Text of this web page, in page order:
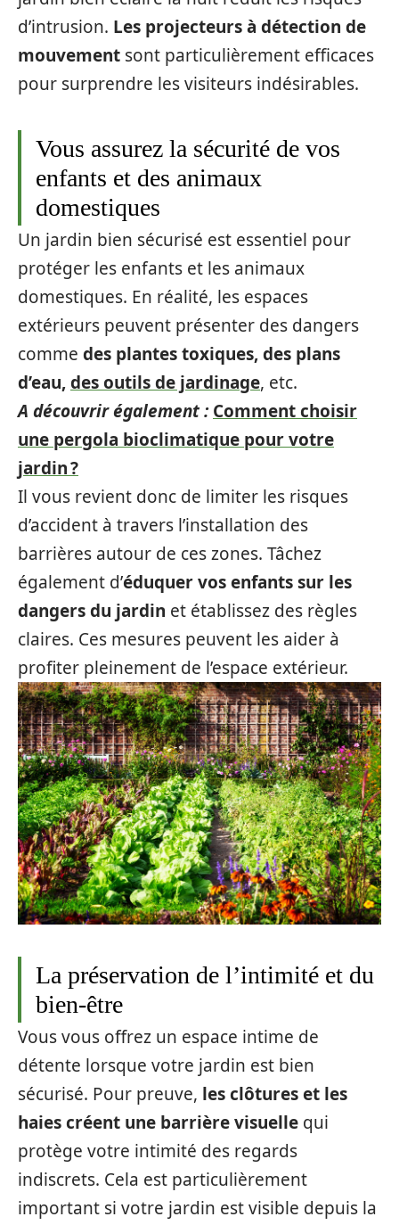
d’intrusion. Les projecteurs à détection de
mouvement sont particulièrement efficaces
pour surprendre les visiteurs indésirables.
Vous assurez la sécurité de vos
enfants et des animaux
domestiques
Un jardin bien sécurisé est essentiel pour
protéger les enfants et les animaux
domestiques. En réalité, les espaces
extérieurs peuvent présenter des dangers
comme des plantes toxiques, des plans
d’eau,des outils de jardinage, etc.
A découvrir également : Comment choisir
une pergola bioclimatique pour votre
jardin ?
Il vous revient donc de limiter les risques
d’accident à travers l’installation des
barrières autour de ces zones. Tâchez
également d’éduquer vos enfants sur les
dangers du jardin et établissez des règles
claires. Ces mesures peuvent les aider à
profiter pleinement de l’espace extérieur.
La préservation de l’intimité et du
bien-être
Vous vous offrez un espace intime de
détente lorsque votre jardin est bien
sécurisé. Pour preuve, les clôtures et les
haies créent une barrière visuelle qui
protège votre intimité des regards
indiscrets. Cela est particulièrement
important si votre jardin est visible depuis la